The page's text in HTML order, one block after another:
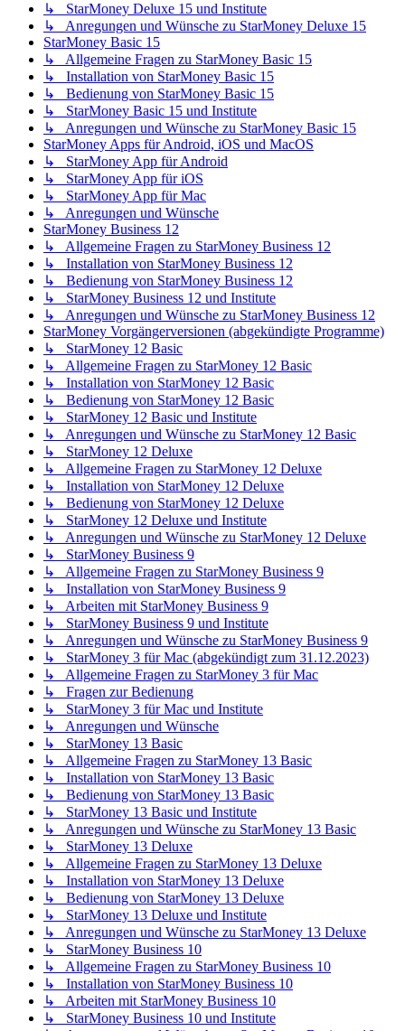
↳ StarMoney Deluxe 15 und Institute
↳ Anregungen und Wünsche zu StarMoney Deluxe 15
StarMoney Basic 15
↳ Allgemeine Fragen zu StarMoney Basic 15
↳ Installation von StarMoney Basic 15
↳ Bedienung von StarMoney Basic 15
↳ StarMoney Basic 15 und Institute
↳ Anregungen und Wünsche zu StarMoney Basic 15
StarMoney Apps für Android, iOS und MacOS
↳ StarMoney App für Android
↳ StarMoney App für iOS
↳ StarMoney App für Mac
↳ Anregungen und Wünsche
StarMoney Business 12
↳ Allgemeine Fragen zu StarMoney Business 12
↳ Installation von StarMoney Business 12
↳ Bedienung von StarMoney Business 12
↳ StarMoney Business 12 und Institute
↳ Anregungen und Wünsche zu StarMoney Business 12
StarMoney Vorgängerversionen (abgekündigte Programme)
↳ StarMoney 12 Basic
↳ Allgemeine Fragen zu StarMoney 12 Basic
↳ Installation von StarMoney 12 Basic
↳ Bedienung von StarMoney 12 Basic
↳ StarMoney 12 Basic und Institute
↳ Anregungen und Wünsche zu StarMoney 12 Basic
↳ StarMoney 12 Deluxe
↳ Allgemeine Fragen zu StarMoney 12 Deluxe
↳ Installation von StarMoney 12 Deluxe
↳ Bedienung von StarMoney 12 Deluxe
↳ StarMoney 12 Deluxe und Institute
↳ Anregungen und Wünsche zu StarMoney 12 Deluxe
↳ StarMoney Business 9
↳ Allgemeine Fragen zu StarMoney Business 9
↳ Installation von StarMoney Business 9
↳ Arbeiten mit StarMoney Business 9
↳ StarMoney Business 9 und Institute
↳ Anregungen und Wünsche zu StarMoney Business 9
↳ StarMoney 3 für Mac (abgekündigt zum 31.12.2023)
↳ Allgemeine Fragen zu StarMoney 3 für Mac
↳ Fragen zur Bedienung
↳ StarMoney 3 für Mac und Institute
↳ Anregungen und Wünsche
↳ StarMoney 13 Basic
↳ Allgemeine Fragen zu StarMoney 13 Basic
↳ Installation von StarMoney 13 Basic
↳ Bedienung von StarMoney 13 Basic
↳ StarMoney 13 Basic und Institute
↳ Anregungen und Wünsche zu StarMoney 13 Basic
↳ StarMoney 13 Deluxe
↳ Allgemeine Fragen zu StarMoney 13 Deluxe
↳ Installation von StarMoney 13 Deluxe
↳ Bedienung von StarMoney 13 Deluxe
↳ StarMoney 13 Deluxe und Institute
↳ Anregungen und Wünsche zu StarMoney 13 Deluxe
↳ StarMoney Business 10
↳ Allgemeine Fragen zu StarMoney Business 10
↳ Installation von StarMoney Business 10
↳ Arbeiten mit StarMoney Business 10
↳ StarMoney Business 10 und Institute